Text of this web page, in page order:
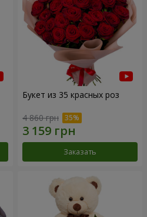
Букет из 35 красных роз
4 860 грн
Заказать